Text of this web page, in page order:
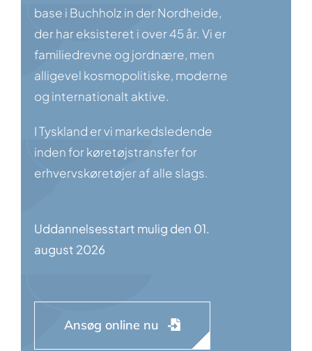
Forespørgsel
base i Buchholz in der Nordheide,
der har eksisteret i over 45 år. Vi er
familiedrevne og jordnære, men
alligevel kosmopolitiske, moderne
og internationalt aktive.
I Tyskland er vi markedsledende
inden for køretøjstransfer for
erhvervskøretøjer af alle slags.
Uddannelsesstart mulig den 01.
august 2026
Ansøg online nu